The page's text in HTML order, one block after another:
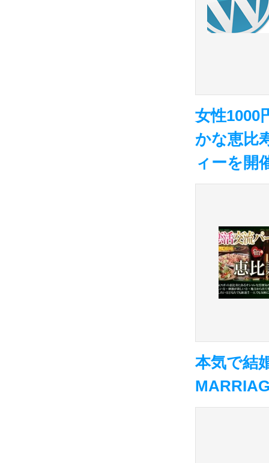
女性1000
かな恵比
ィーを開
本気で結